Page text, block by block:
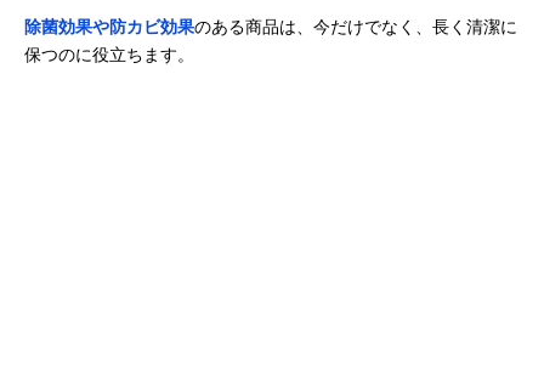
除菌効果や防カビ効果のある商品は、今だけでなく、長く清潔に
保つのに役立ちます。